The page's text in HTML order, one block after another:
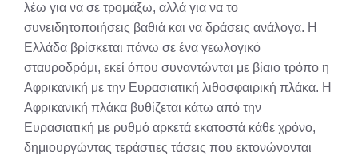
λέω για να σε τρομάξω, αλλά για να το
συνειδητοποιήσεις βαθιά και να δράσεις ανάλογα. Η
Ελλάδα βρίσκεται πάνω σε ένα γεωλογικό
σταυροδρόμι, εκεί όπου συναντώνται με βίαιο τρόπο η
Αφρικανική με την Ευρασιατική λιθοσφαιρική πλάκα. Η
Αφρικανική πλάκα βυθίζεται κάτω από την
Ευρασιατική με ρυθμό αρκετά εκατοστά κάθε χρόνο,
δημιουργώντας τεράστιες τάσεις που εκτονώνονται